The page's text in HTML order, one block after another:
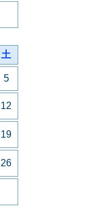
土
5
12
19
26